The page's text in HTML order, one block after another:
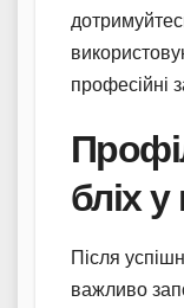
професійні
бліх у
Після
важливо